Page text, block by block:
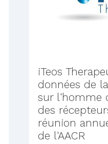
iTeos
données de
sur l'homme
des
réunion
de l'AACR